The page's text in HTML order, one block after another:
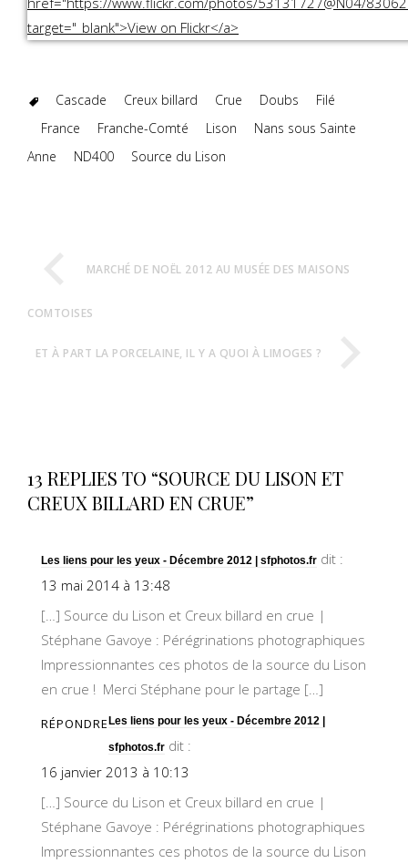
Cascade Creux billard Crue Doubs
Filé
France
Franche-Comté Lison
Nans sous Sainte
Anne
ND400 Source du Lison
MARCHÉ DE NOËL 2012 AU MUSÉE DES MAISONS
COMTOISES
ET À PART LA PORCELAINE, IL Y A QUOI À LIMOGES ?
13 REPLIES TO “SOURCE DU LISON ET
CREUX BILLARD EN CRUE”
Les liens pour les yeux - Décembre 2012 | sfphotos.fr dit :
13 mai 2014 à 13:48
[…] Source du Lison et Creux billard en crue |
Stéphane Gavoye : Pérégrinations photographiques
Impressionnantes ces photos de la source du Lison
en crue ! Merci Stéphane pour le partage […]
RÉPONDRE Les liens pour les yeux - Décembre 2012 |
sfphotos.fr dit :
16 janvier 2013 à 10:13
[…] Source du Lison et Creux billard en crue |
Stéphane Gavoye : Pérégrinations photographiques
Impressionnantes ces photos de la source du Lison